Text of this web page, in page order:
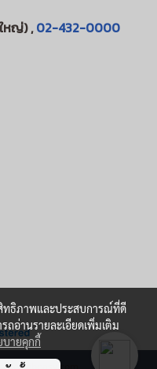
หญ่) ,02-432-0000
ทธิภาพและประสบการณ์ที่ดี
ถอ่านรายละเอียดเพิ่มเติม
บายคุกกี้